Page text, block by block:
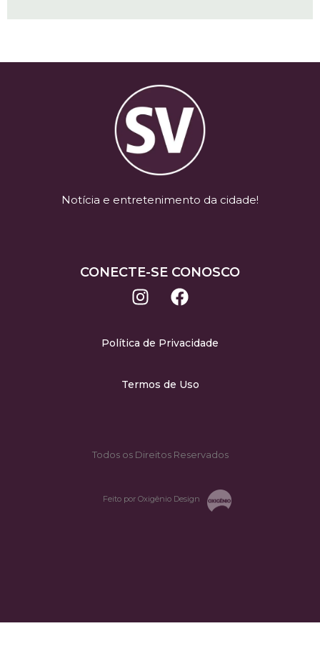
Notícia e entretenimento da cidade!
CONECTE-SE CONOSCO
Política de Privacidade
Termos de Uso
Todos os Direitos Reservados
Feito por Oxigênio Design